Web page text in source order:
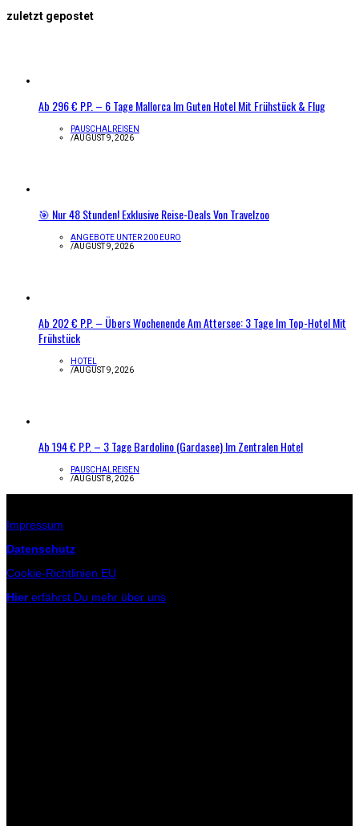
zuletzt gepostet
Ab 296 € P.P. – 6 Tage Mallorca Im Guten Hotel Mit Frühstück & Flug
PAUSCHALREISEN
/AUGUST 9, 2026
🎯 Nur 48 Stunden! Exklusive Reise-Deals Von Travelzoo
ANGEBOTE UNTER 200 EURO
/AUGUST 9, 2026
Ab 202 € P.P. – Übers Wochenende Am Attersee: 3 Tage Im Top-Hotel Mit
Frühstück
HOTEL
/AUGUST 9, 2026
Ab 194 € P.P. – 3 Tage Bardolino (Gardasee) Im Zentralen Hotel
PAUSCHALREISEN
/AUGUST 8, 2026
Impressum
Datenschutz
Cookie-Richtlinien EU
Hiererfährst Du mehr über uns